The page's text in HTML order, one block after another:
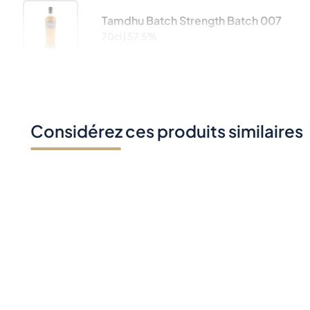
Tamdhu Batch Strength Batch 007
70cl | 57.5%
Considérez ces produits similaires